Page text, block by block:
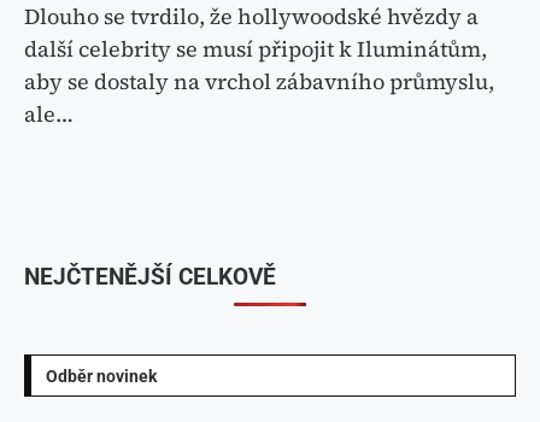
Dlouho se tvrdilo, že hollywoodské hvězdy a
další celebrity se musí připojit k Iluminátům,
aby se dostaly na vrchol zábavního průmyslu,
ale…
Odběr novinek
NEJČTENĚJŠÍ CELKOVĚ